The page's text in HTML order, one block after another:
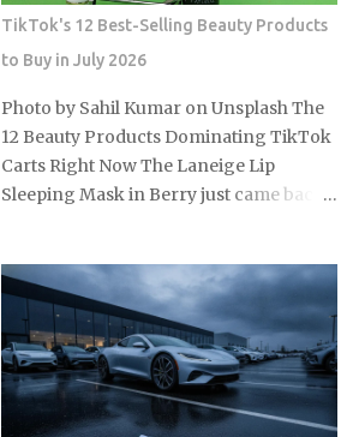
this is a moment of recalibration where
the specific dollar-amount jumps across
the M-System are beginning to redefine
the floor price for used equipment. I
have monitored these cycles for years,
and the 2026 correction stands out for
its targeted nature rather than a blanket
can see that while some models are
propping up used values, others are
facing new levels of buyer resistance.
For the serious collector, understanding
these specific shifts is essential for
navigating a m...
TikTok's 12 Best-Selling Beauty Products
to Buy in July 2026
Photo by Sahil Kumar on Unsplash The
12 Beauty Products Dominating TikTok
Carts Right Now The Laneige Lip
Sleeping Mask in Berry just came back
summer discounts of 15 to 30 percent
on select products through mid-July. So
the real question is: which of these 12
items are actually worth grabbing
before the sale closes and shelves
tighten up again? e.l.f. Cosmetics Halo